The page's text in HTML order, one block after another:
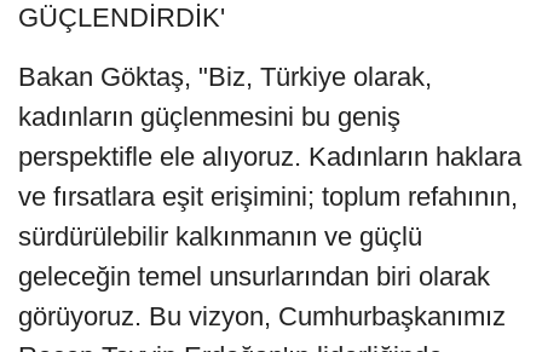
GÜÇLENDİRDİK'
Bakan Göktaş, "Biz, Türkiye olarak,
kadınların güçlenmesini bu geniş
perspektifle ele alıyoruz. Kadınların haklara
ve fırsatlara eşit erişimini; toplum refahının,
sürdürülebilir kalkınmanın ve güçlü
geleceğin temel unsurlarından biri olarak
görüyoruz. Bu vizyon, Cumhurbaşkanımız